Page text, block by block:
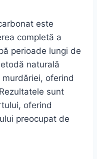
este
completă a
perioade lungi de
naturală
oferind
sunt
oferind
preocupat de